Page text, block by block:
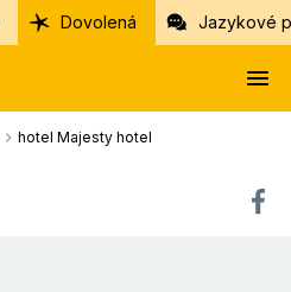
Dovolená Jazykové
hotel Majesty hotel